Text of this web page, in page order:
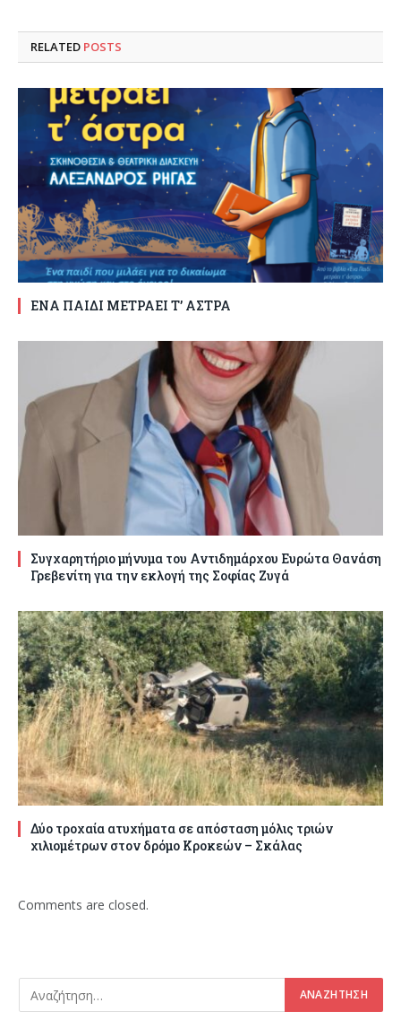
RELATED POSTS
ΕΝΑ ΠΑΙΔΙ ΜΕΤΡΑΕΙ Τ’ ΑΣΤΡΑ
Συγχαρητήριο μήνυμα του Αντιδημάρχου Ευρώτα Θανάση
Γρεβενίτη για την εκλογή της Σοφίας Ζυγά
Δύο τροχαία ατυχήματα σε απόσταση μόλις τριών
χιλιομέτρων στον δρόμο Κροκεών – Σκάλας
Comments are closed.